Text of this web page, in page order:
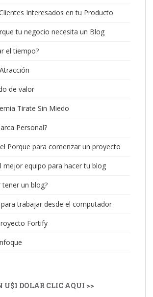
Interesados en tu Producto
tu negocio necesita un Blog
el tiempo?
de valor
Tirate Sin Miedo
Personal?
Porque para comenzar un proyecto
mejor equipo para hacer tu blog
un blog?
trabajar desde el computador
Fortify
U$1 DOLAR CLIC AQUI >>